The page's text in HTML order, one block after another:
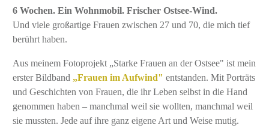
6 Wochen. Ein Wohnmobil. Frischer Ostsee-Wind.
Und viele großartige Frauen zwischen 27 und 70, die mich tief
berührt haben.
Aus meinem Fotoprojekt „Starke Frauen an der Ostsee" ist mein
erster Bildband „Frauen im Aufwind" entstanden. Mit Porträts
und Geschichten von Frauen, die ihr Leben selbst in die Hand
genommen haben – manchmal weil sie wollten, manchmal weil
sie mussten. Jede auf ihre ganz eigene Art und Weise mutig.